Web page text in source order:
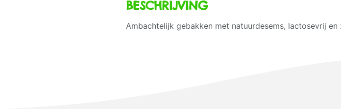
BESCHRIJVING
Ambachtelijk gebakken met natuurdesems, lactosevrij